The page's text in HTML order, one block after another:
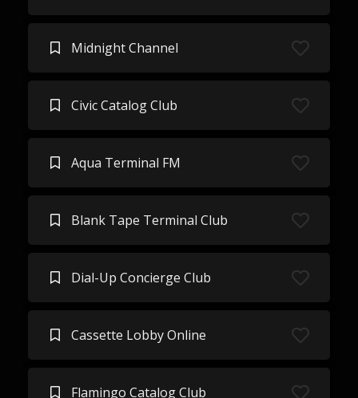
Midnight Channel
Civic Catalog Club
Aqua Terminal FM
Blank Tape Terminal Club
Dial-Up Concierge Club
Cassette Lobby Online
Flamingo Catalog Club